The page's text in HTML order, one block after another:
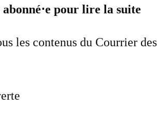
abonné⋅e pour lire la suite
les contenus du Courrier des